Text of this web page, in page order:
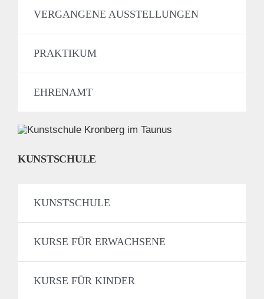
VERGANGENE AUSSTELLUNGEN
PRAKTIKUM
EHRENAMT
KUNSTSCHULE
KUNSTSCHULE
KURSE FÜR ERWACHSENE
KURSE FÜR KINDER